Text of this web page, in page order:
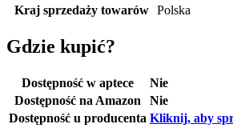
Kraj sprzedaży towarów
Polska
Gdzie kupić?
Dostępność w aptece
Nie
Dostępność na Amazon
Nie
Dostępność u producenta Kliknij, aby